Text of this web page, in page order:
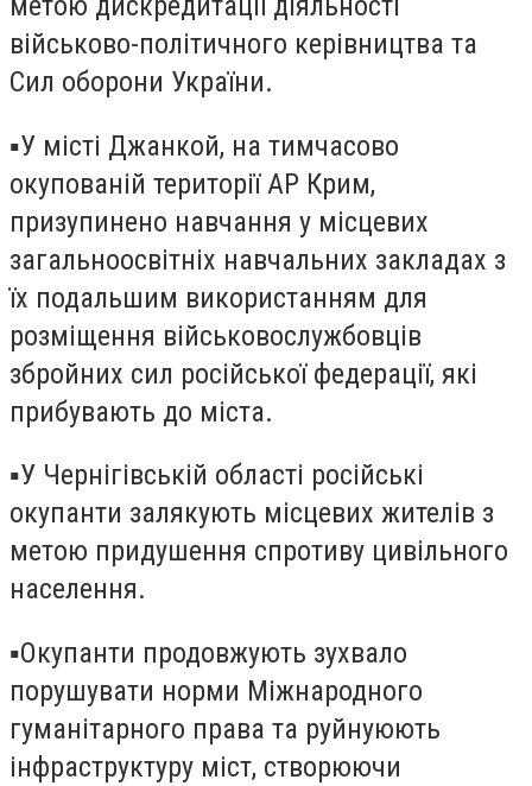
військово-політичного керівництва та
Сил оборони України.
▪️У місті Джанкой, на тимчасово
окупованій території АР Крим,
призупинено навчання у місцевих
загальноосвітніх навчальних закладах з
їх подальшим використанням для
розміщення військовослужбовців
збройних сил російської федерації, які
прибувають до міста.
▪️У Чернігівській області російські
окупанти залякують місцевих жителів з
метою придушення спротиву цивільного
населення.
▪️Окупанти продовжують зухвало
порушувати норми Міжнародного
гуманітарного права та руйнуюють
інфраструктуру міст, створюючи